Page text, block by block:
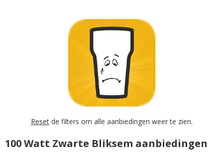
Resetde filters om alle aanbiedingen weer te zien.
100 Watt Zwarte Bliksem aanbiedingen